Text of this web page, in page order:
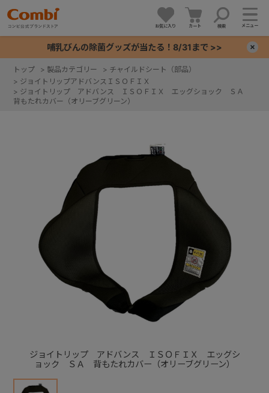
お気に入り カート 検索 メニュー
哺乳びんの除菌グッズが当たる！8/31まで >>
トップ > 製品カテゴリー > チャイルドシート（部品）
> ジョイトリップアドバンスＩＳＯＦＩＸ
> ジョイトリップ アドバンス ＩＳＯＦＩＸ エッグショック ＳＡ
背もたれカバー（オリーブグリーン）
ジョイトリップ アドバンス ＩＳＯＦＩＸ エッグシ
ョック ＳＡ 背もたれカバー（オリーブグリーン）